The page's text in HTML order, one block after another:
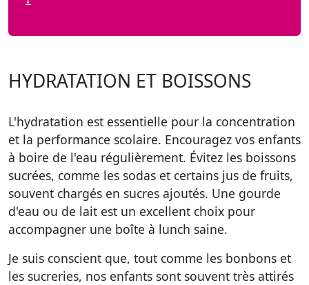
HYDRATATION ET BOISSONS
L'hydratation est essentielle pour la concentration
et la performance scolaire. Encouragez vos enfants
à boire de l'eau régulièrement. Évitez les boissons
sucrées, comme les sodas et certains jus de fruits,
souvent chargés en sucres ajoutés. Une gourde
d'eau ou de lait est un excellent choix pour
accompagner une boîte à lunch saine.
Je suis conscient que, tout comme les bonbons et
les sucreries, nos enfants sont souvent très attirés